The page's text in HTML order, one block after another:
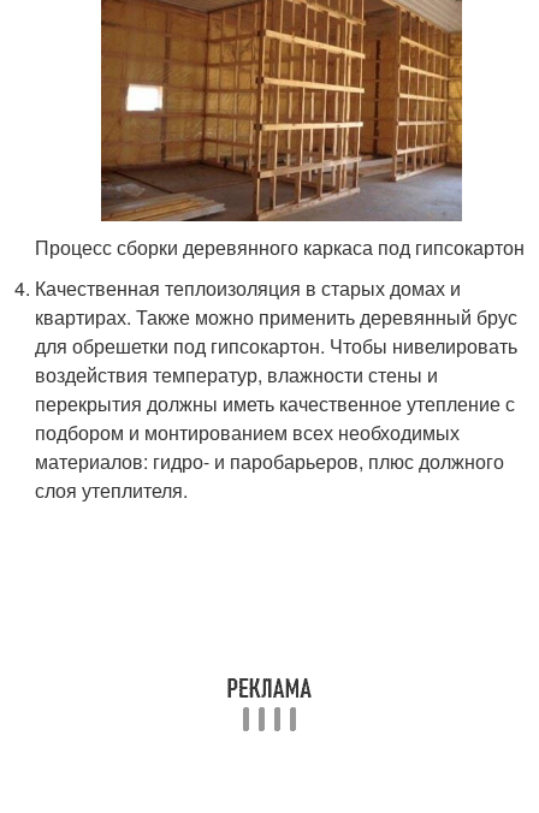
Процесс сборки деревянного каркаса под гипсокартон
Качественная теплоизоляция в старых домах и
квартирах. Также можно применить деревянный брус
для обрешетки под гипсокартон. Чтобы нивелировать
воздействия температур, влажности стены и
перекрытия должны иметь качественное утепление с
подбором и монтированием всех необходимых
материалов: гидро- и паробарьеров, плюс должного
слоя утеплителя.